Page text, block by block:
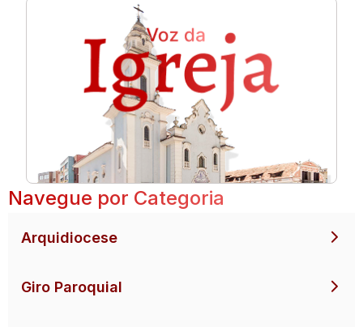
Navegue por Categoria
Arquidiocese
Giro Paroquial